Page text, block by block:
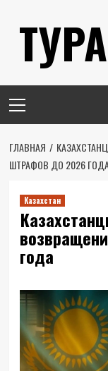
содержимому
меню
ГЛАВНАЯ
ШТРАФОВ ДО 2026
Казахстан
года